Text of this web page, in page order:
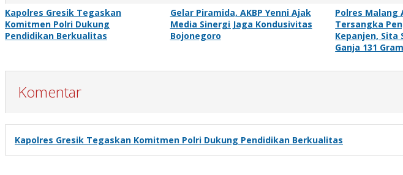
Kapolres Gresik Tegaskan
Komitmen Polri Dukung
Pendidikan Berkualitas
Gelar Piramida, AKBP Yenni Ajak
Media Sinergi Jaga Kondusivitas
Bojonegoro
Polres Malang
Tersangka
Kepanjen, Sita
Ganja 131 Gram
Komentar
Kapolres Gresik Tegaskan Komitmen Polri Dukung Pendidikan Berkualitas